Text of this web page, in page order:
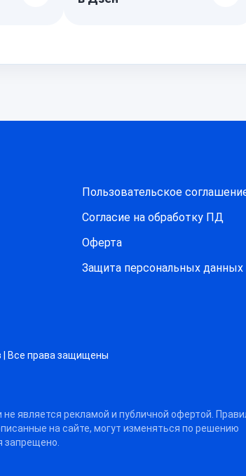
Пользовательское
Согласие на обработку ПД
Оферта
Защитa персональных данных
| Все права защищены
является рекламой и публичной офертой.
на сайте, могут изменяться по решению
запрещено.